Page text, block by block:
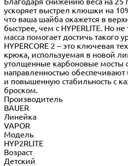
ускоряет выстрел клюшки на
что ваша шайба окажется в
быстрее, чем с HYPERLITE. Но не
масса помогает достичь такого
HYPERCORE 2 – это ключевая
крюка, используемая в новой
утолщенные карбоновые мосты
направленностью
и повышенную стабильность с
броском.
Производитель
BAUER
Линейка
VAPOR
Модель
HYP2RLITE
Возраст
Детский